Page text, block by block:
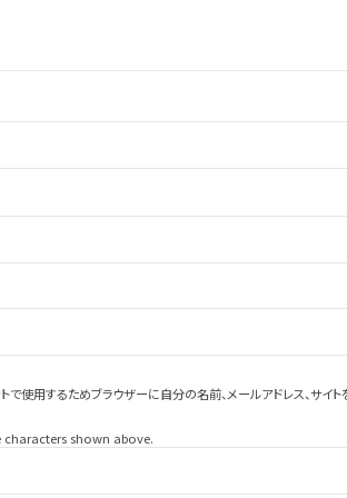
で使用するためブラウザーに自分の名前、メールアドレス、サイト
characters shown above.